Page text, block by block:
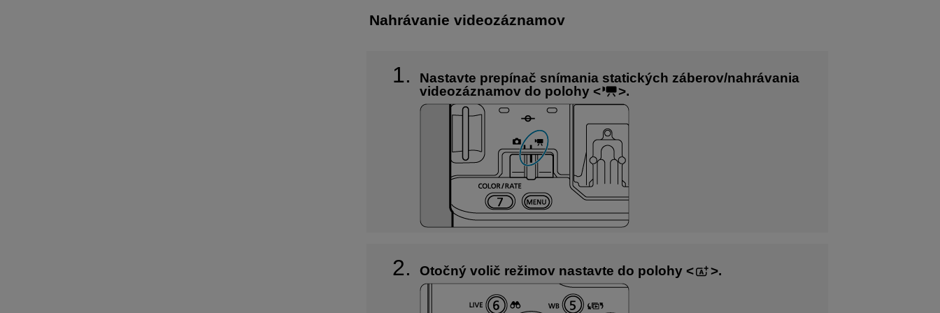
Nahrávanie videozáznamov
Nastavte prepínač snímania statických záberov/nahrávania
videozáznamov do polohy
.
Otočný volič režimov nastavte do polohy .